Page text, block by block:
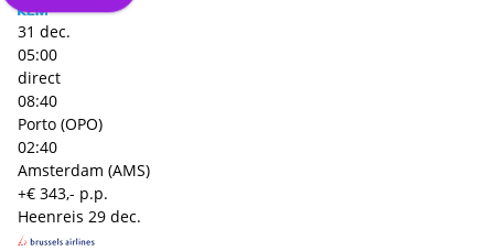
31 dec.
05:00
direct
08:40
Porto (OPO)
02:40
Amsterdam (AMS)
+€ 343,- p.p.
Heenreis 29 dec.